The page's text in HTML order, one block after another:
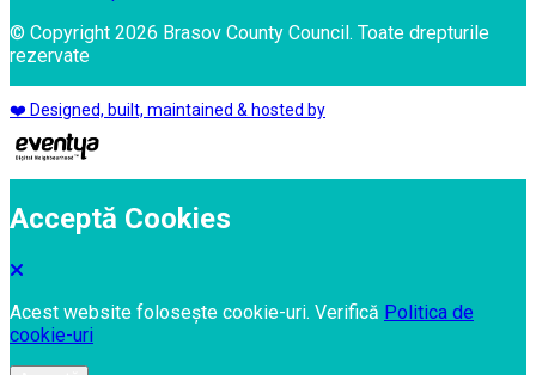
© Copyright 2026 Brasov County Council. Toate drepturile
rezervate
❤️ Designed, built, maintained & hosted by
Acceptă Cookies
Acest website folosește cookie-uri. Verifică Politica de
cookie-uri